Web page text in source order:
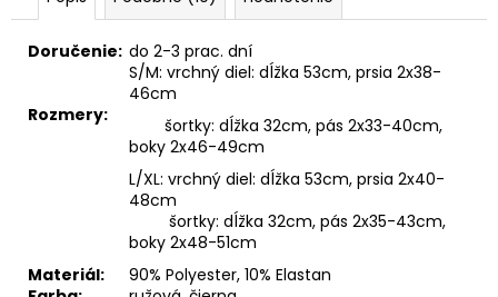
Doručenie: do 2-3 prac. dní
Rozmery:
S/M: vrchný diel: dĺžka 53cm, prsia 2x38-
46cm
šortky: dĺžka 32cm, pás 2x33-40cm,
boky 2x46-49cm
L/XL: vrchný diel: dĺžka 53cm, prsia 2x40-
48cm
šortky: dĺžka 32cm, pás 2x35-43cm,
boky 2x48-51cm
Materiál:
90% Polyester, 10% Elastan